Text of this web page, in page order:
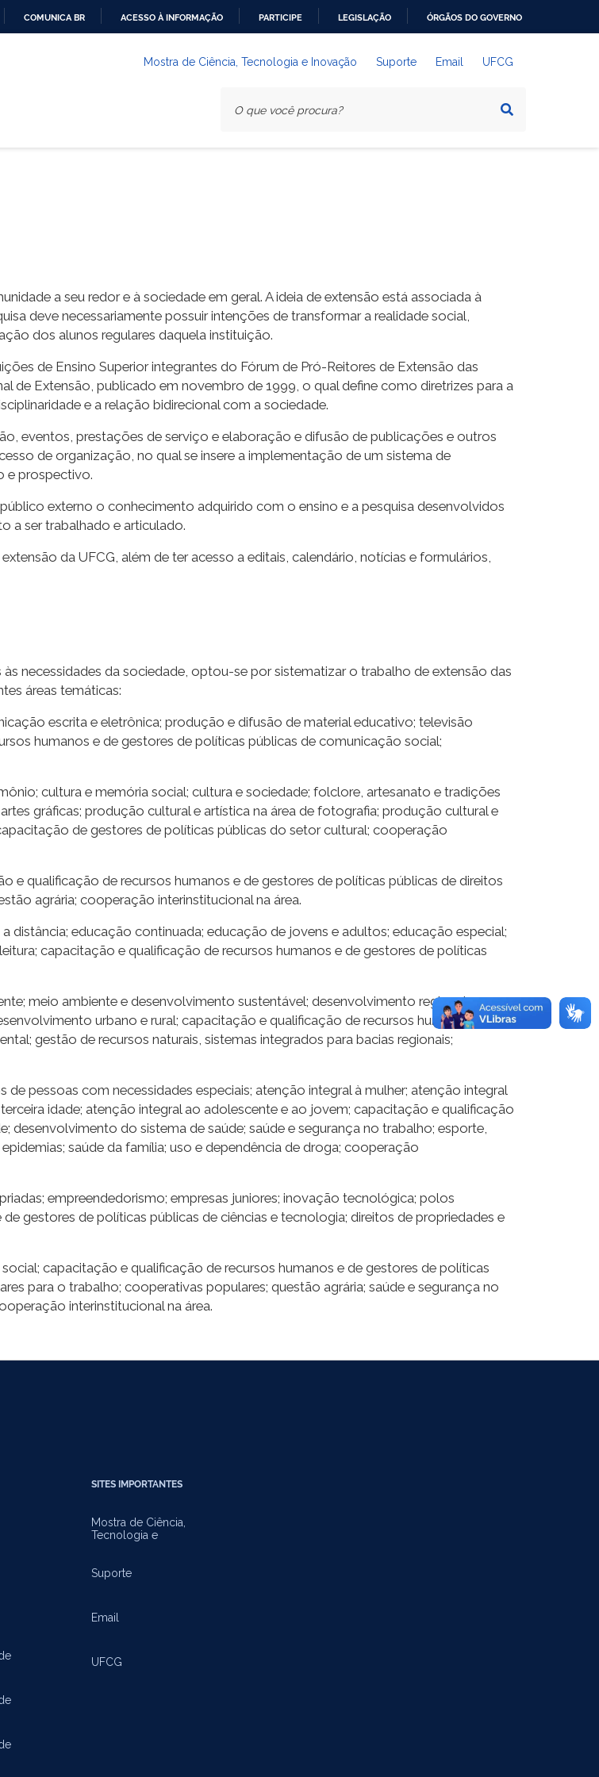
COMUNICA BR ACESSO À INFORMAÇÃO PARTICIPE LEGISLAÇÃO ÓRGÃOS DO GOVERNO
Mostra de Ciência, Tecnologia e Inovação Suporte Email UFCG
a seu redor e à sociedade em geral. A ideia de extensão está associada à
deve necessariamente possuir intenções de transformar a realidade social,
dos alunos regulares daquela instituição.
de Ensino Superior integrantes do Fórum de Pró-Reitores de Extensão das
de Extensão, publicado em novembro de 1999, o qual define como diretrizes para a
e a relação bidirecional com a sociedade.
eventos, prestações de serviço e elaboração e difusão de publicações e outros
de organização, no qual se insere a implementação de um sistema de
e prospectivo.
externo o conhecimento adquirido com o ensino e a pesquisa desenvolvidos
a ser trabalhado e articulado.
da UFCG, além de ter acesso a editais, calendário, notícias e formulários,
necessidades da sociedade, optou-se por sistematizar o trabalho de extensão das
áreas temáticas:
escrita e eletrônica; produção e difusão de material educativo; televisão
humanos e de gestores de políticas públicas de comunicação social;
cultura e memória social; cultura e sociedade; folclore, artesanato e tradições
gráficas; produção cultural e artística na área de fotografia; produção cultural e
de gestores de políticas públicas do setor cultural; cooperação
e qualificação de recursos humanos e de gestores de políticas públicas de direitos
agrária; cooperação interinstitucional na área.
distância; educação continuada; educação de jovens e adultos; educação especial;
capacitação e qualificação de recursos humanos e de gestores de políticas
meio ambiente e desenvolvimento sustentável; desenvolvimento regional
urbano e rural; capacitação e qualificação de recursos humanos e de
gestão de recursos naturais, sistemas integrados para bacias regionais;
pessoas com necessidades especiais; atenção integral à mulher; atenção integral
idade; atenção integral ao adolescente e ao jovem; capacitação e qualificação
desenvolvimento do sistema de saúde; saúde e segurança no trabalho; esporte,
saúde da família; uso e dependência de droga; cooperação
empreendedorismo; empresas juniores; inovação tecnológica; polos
gestores de políticas públicas de ciências e tecnologia; direitos de propriedades e
capacitação e qualificação de recursos humanos e de gestores de políticas
para o trabalho; cooperativas populares; questão agrária; saúde e segurança no
interinstitucional na área.
SITES IMPORTANTES
Mostra de Ciência,
Tecnologia e
Suporte
Email
UFCG